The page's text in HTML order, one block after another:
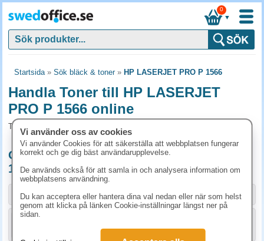
▼
0
Startsida» Sök bläck & toner» HP LASERJET PRO P 1566
Handla Toner till HP LASERJET
PRO P 1566 online
Toner och tillbehör som passar till HP LASERJET PRO P 1566
Originalprodukter till HP LASERJET PRO P
1566
Storlek / info Art.nr
Vi använder oss av cookies
Vi använder Cookies för att säkerställa att webbplatsen fungerar
korrekt och ge dig bäst användarupplevelse.
De används också för att samla in och analysera information om
webbplatsens användning.
Du kan acceptera eller hantera dina val nedan eller när som helst
genom att klicka på länken Cookie-inställningar längst ner på
sidan.